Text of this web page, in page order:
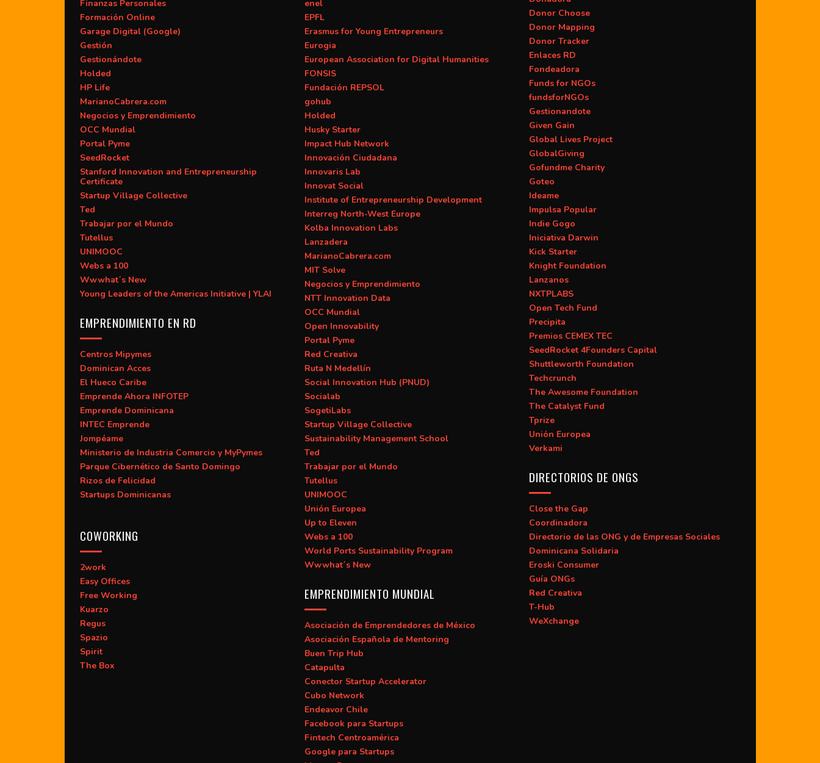
Finanzas Personales
Formación Online
Garage Digital (Google)
Gestión
Gestionándote
Holded
HP Life
MarianoCabrera.com
Negocios y Emprendimiento
OCC Mundial
Portal Pyme
SeedRocket
Stanford Innovation and Entrepreneurship
Certificate
Startup Village Collective
Ted
Trabajar por el Mundo
Tutellus
UNIMOOC
Webs a 100
Wwwhat´s New
Young Leaders of the Americas Initiative | YLAI
EMPRENDIMIENTO EN RD
Centros Mipymes
Dominican Acces
El Hueco Caribe
Emprende Ahora INFOTEP
Emprende Dominicana
INTEC Emprende
Jompéame
Ministerio de Industria Comercio y MyPymes
Parque Cibernético de Santo Domingo
Rizos de Felicidad
Startups Dominicanas
COWORKING
2work
Easy Offices
Free Working
Kuarzo
Regus
Spazio
Spirit
The Box
enel
EPFL
Erasmus for Young Entrepreneurs
Eurogia
European Association for Digital Humanities
FONSIS
Fundación REPSOL
gohub
Holded
Husky Starter
Impact Hub Network
Innovación Ciudadana
Innovaris Lab
Innovat Social
Institute of Entrepreneurship Development
Interreg North-West Europe
Kolba Innovation Labs
Lanzadera
MarianoCabrera.com
MIT Solve
Negocios y Emprendimiento
NTT Innovation Data
OCC Mundial
Open Innovability
Portal Pyme
Red Creativa
Ruta N Medellín
Social Innovation Hub (PNUD)
Socialab
SogetiLabs
Startup Village Collective
Sustainability Management School
Ted
Trabajar por el Mundo
Tutellus
UNIMOOC
Unión Europea
Up to Eleven
Webs a 100
World Ports Sustainability Program
Wwwhat´s New
EMPRENDIMIENTO MUNDIAL
Asociación de Emprendedores de México
Asociación Española de Mentoring
Buen Trip Hub
Catapulta
Conector Startup Accelerator
Cubo Network
Endeavor Chile
Facebook para Startups
Fintech Centroamérica
Google para Startups
Donor Choose
Donor Mapping
Donor Tracker
Enlaces RD
Fondeadora
Funds for NGOs
fundsforNGOs
Gestionandote
Given Gain
Global Lives Project
GlobalGiving
Gofundme Charity
Goteo
Ideame
Impulsa Popular
Indie Gogo
Iniciativa Darwin
Kick Starter
Knight Foundation
Lanzanos
NXTPLABS
Open Tech Fund
Precipita
Premios CEMEX TEC
SeedRocket 4Founders Capital
Shuttleworth Foundation
Techcrunch
The Awesome Foundation
The Catalyst Fund
Tprize
Unión Europea
Verkami
DIRECTORIOS DE ONGS
Close the Gap
Coordinadora
Directorio de las ONG y de Empresas Sociales
Dominicana Solidaria
Eroski Consumer
Guía ONGs
Red Creativa
T-Hub
WeXchange